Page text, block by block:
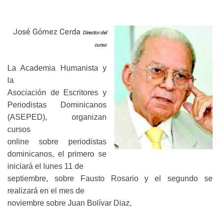
José Gómez Cerda Director del
curso
La Academia Humanista y
la
Asociación de Escritores y
Periodistas Dominicanos
(ASEPED), organizan
cursos
online sobre periodistas
dominicanos, el primero se
iniciará el lunes 11 de
septiembre, sobre Fausto Rosario y el segundo se
realizará en el mes de
noviembre sobre Juan Bolívar Diaz,